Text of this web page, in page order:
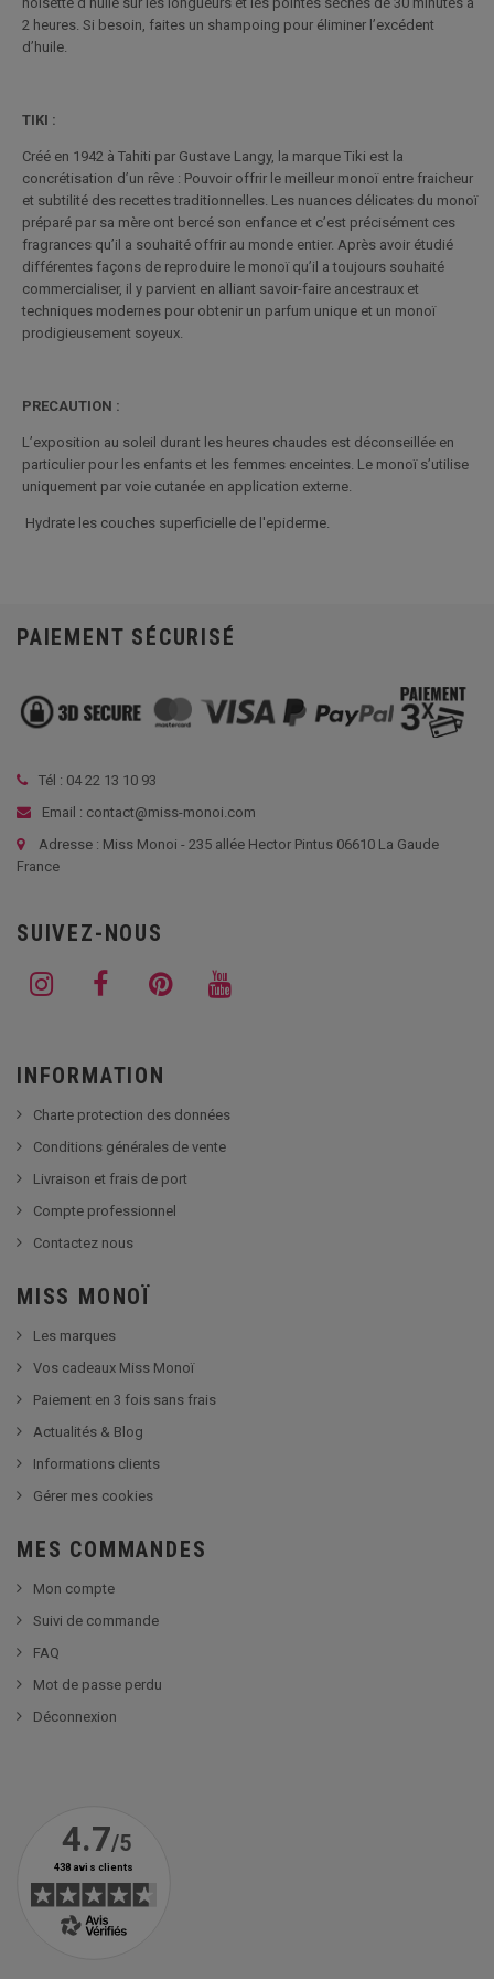
2 heures. Si besoin, faites un shampoing pour éliminer l’excédent
d’huile.
TIKI :
Créé en 1942 à Tahiti par Gustave Langy, la marque Tiki est la
concrétisation d’un rêve : Pouvoir offrir le meilleur monoï entre fraicheur
et subtilité des recettes traditionnelles. Les nuances délicates du monoï
préparé par sa mère ont bercé son enfance et c’est précisément ces
fragrances qu’il a souhaité offrir au monde entier. Après avoir étudié
différentes façons de reproduire le monoï qu’il a toujours souhaité
commercialiser, il y parvient en alliant savoir-faire ancestraux et
techniques modernes pour obtenir un parfum unique et un monoï
prodigieusement soyeux.
PRECAUTION :
L’exposition au soleil durant les heures chaudes est déconseillée en
particulier pour les enfants et les femmes enceintes. Le monoï s’utilise
uniquement par voie cutanée en application externe.
Hydrate les couches superficielle de l'epiderme.
PAIEMENT SÉCURISÉ
Tél : 04 22 13 10 93
Email : contact@miss-monoi.com
Adresse : Miss Monoi - 235 allée Hector Pintus 06610 La Gaude
France
SUIVEZ-NOUS
INFORMATION
Charte protection des données
Conditions générales de vente
Livraison et frais de port
Compte professionnel
Contactez nous
MISS MONOÏ
Les marques
Vos cadeaux Miss Monoï
Paiement en 3 fois sans frais
Actualités & Blog
Informations clients
Gérer mes cookies
MES COMMANDES
Mon compte
Suivi de commande
FAQ
Mot de passe perdu
Déconnexion